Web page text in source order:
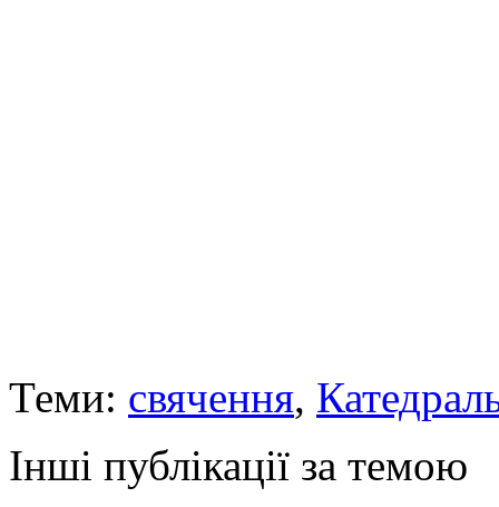
Теми: свячення,
Інші публікації за темою